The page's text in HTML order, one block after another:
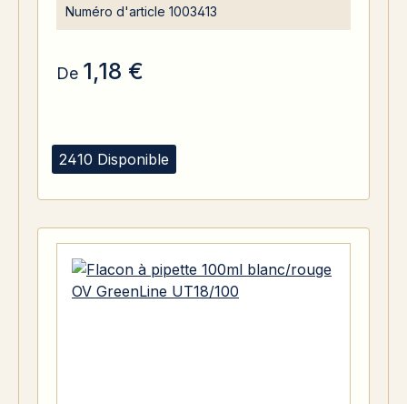
2410 Disponible
Numéro d'article 1003413
De 1,18 €